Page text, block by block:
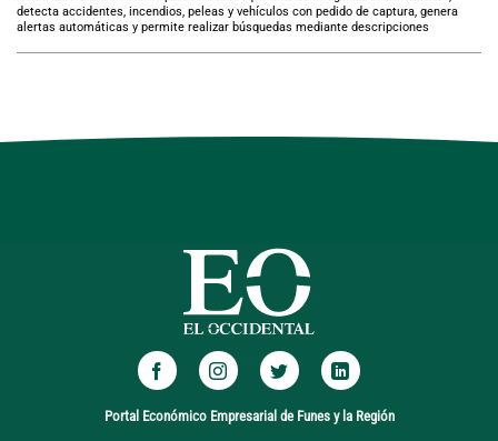
detecta accidentes, incendios, peleas y vehículos con pedido de captura, genera
alertas automáticas y permite realizar búsquedas mediante descripciones
Portal Económico Empresarial de Funes y la Región